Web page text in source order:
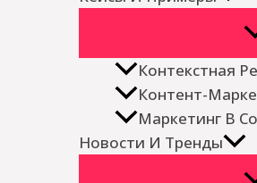
Контекстная
Контент-
Маркетинг В
Новости И Тренды